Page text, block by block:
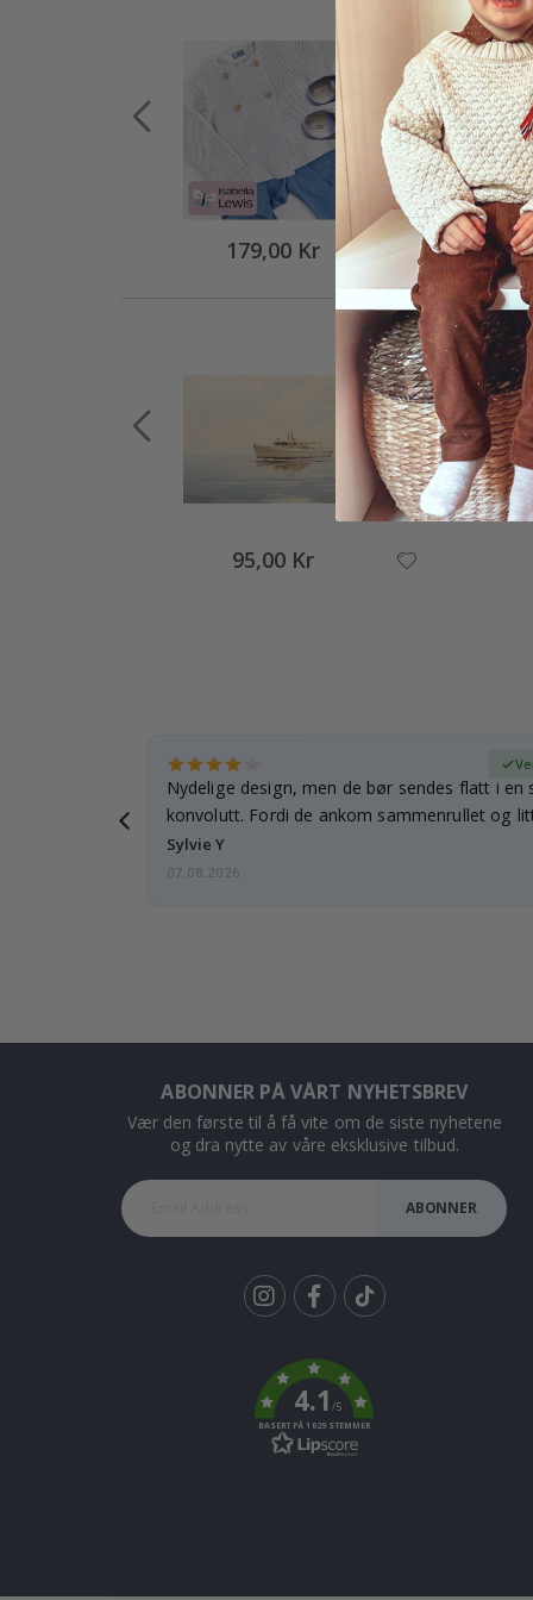
179,00 Kr
95,00 Kr
Nydelige design, men de bør sendes flatt i en
konvolutt. Fordi de ankom sammenrullet og
skulle de…
Sylvie Y
07.08.2026
ABONNER PÅ VÅRT NYHETSBREV
Vær den første til å få vite om de siste nyhetene
og dra nytte av våre eksklusive tilbud.
ABONNER
k
4.1/5
BASERT PÅ 1029 STEMMER